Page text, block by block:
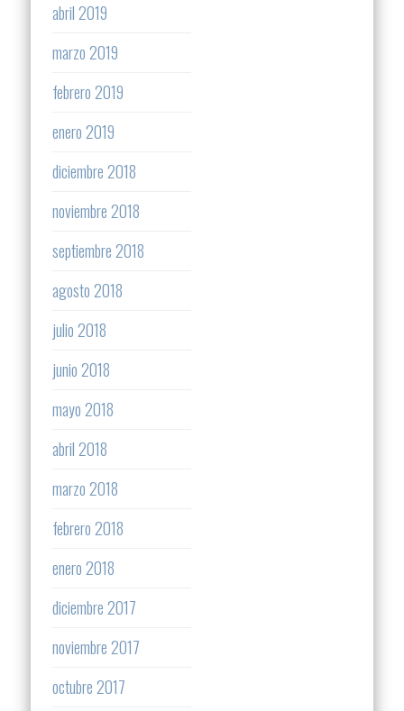
abril 2019
marzo 2019
febrero 2019
enero 2019
diciembre 2018
noviembre 2018
septiembre 2018
agosto 2018
julio 2018
junio 2018
mayo 2018
abril 2018
marzo 2018
febrero 2018
enero 2018
diciembre 2017
noviembre 2017
octubre 2017